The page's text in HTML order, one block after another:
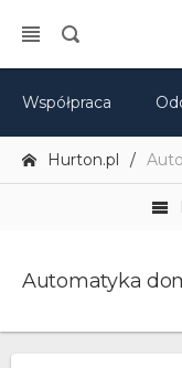
Współpraca
Hurton.pl
Automatyka